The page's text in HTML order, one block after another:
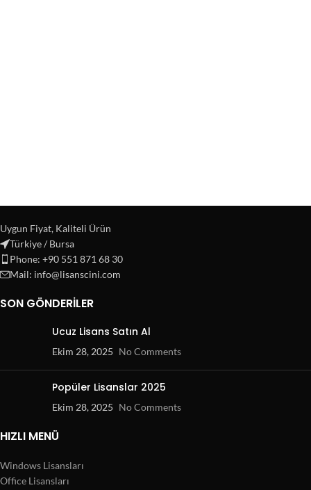
Uygun Fiyat, Kaliteli Ürün
Türkiye / Bursa
Phone: +90 551 871 68 30
Mail: info@lisanscini.com
SON GÖNDERILER
Ucuz Lisans Satın Al
Ekim 28, 2025 No Comments
Popüler Lisanslar 2025
Ekim 28, 2025 No Comments
HIZLI MENÜ
Windows Lisansları
Office Lisansları